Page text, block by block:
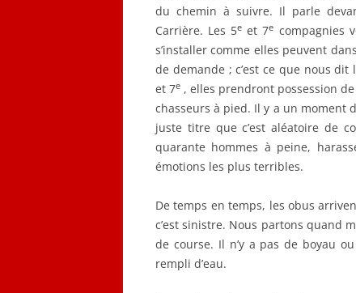
du chemin à suivre. Il parle
Carrière. Les 5e et 7e compagnies
s’installer comme elles peuvent
de demande ; c’est ce que nous
et 7e , elles prendront possession
chasseurs à pied. Il y a un moment
juste titre que c’est aléatoire de
quarante hommes à peine,
émotions les plus terribles.
De temps en temps, les obus
c’est sinistre. Nous partons quand
de course. Il n’y a pas de boyau
rempli d’eau.